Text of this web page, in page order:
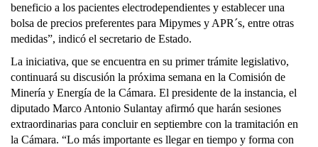
beneficio a los pacientes electrodependientes y establecer una
bolsa de precios preferentes para Mipymes y APR´s, entre otras
medidas”, indicó el secretario de Estado.
La iniciativa, que se encuentra en su primer trámite legislativo,
continuará su discusión la próxima semana en la Comisión de
Minería y Energía de la Cámara. El presidente de la instancia, el
diputado Marco Antonio Sulantay afirmó que harán sesiones
extraordinarias para concluir en septiembre con la tramitación en
la Cámara. “Lo más importante es llegar en tiempo y forma con